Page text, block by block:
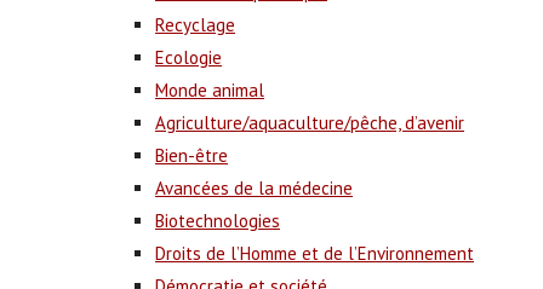
Recyclage
Ecologie
Monde animal
Agriculture/aquaculture/pêche, d’avenir
Bien-être
Avancées de la médecine
Biotechnologies
Droits de l’Homme et de l’Environnement